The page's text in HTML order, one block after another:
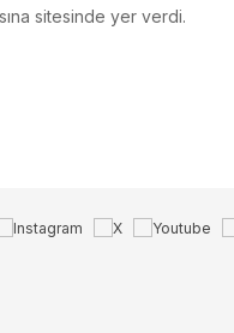
sitesinde yer verdi.